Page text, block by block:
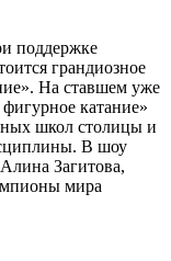
поддержке
грандиозное
На ставшем уже
катание»
школ столицы и
В шоу
Загитова,
мира